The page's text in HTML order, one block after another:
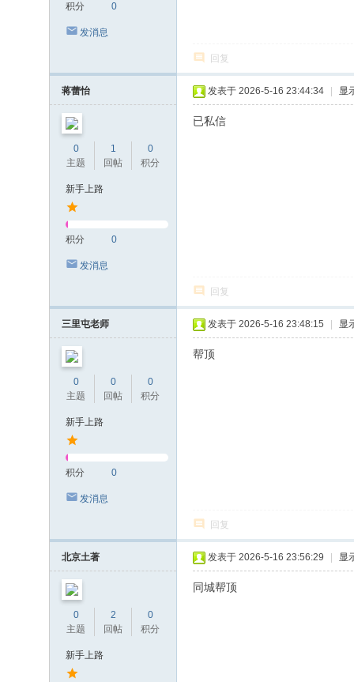
积分 0
发消息
回复
蒋蕾怡
0
主题
1
回帖
0
积分
新手上路
积分 0
发消息
发表于 2026-5-16 23:44:34 显
已私信
回复
三里屯老师
0
主题
0
回帖
0
积分
新手上路
积分 0
发消息
发表于 2026-5-16 23:48:15 显
帮顶
回复
北京土著
0
主题
2
回帖
0
积分
新手上路
发表于 2026-5-16 23:56:29 显
同城帮顶